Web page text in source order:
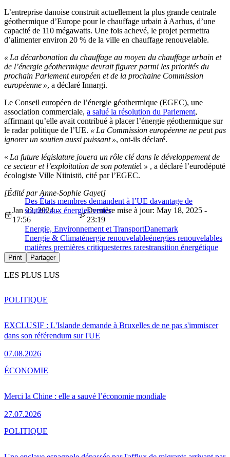
L’entreprise danoise construit actuellement la plus grande centrale
géothermique d’Europe pour le chauffage urbain à Aarhus, d’une
capacité de 110 mégawatts. Une fois achevé, le projet permettra
d’alimenter environ 20 % de la ville en chauffage renouvelable.
« La décarbonation du chauffage au moyen du chauffage urbain et
de l’énergie géothermique devrait figurer parmi les priorités du
prochain Parlement européen et de la prochaine Commission
européenne », a déclaré Innargi.
Le Conseil européen de l’énergie géothermique (EGEC), une
association commerciale, a salué la résolution du Parlement,
affirmant qu’elle avait contribué à placer l’énergie géothermique sur
le radar politique de l’UE. « La Commission européenne ne peut pas
ignorer un soutien aussi puissant », ont-ils déclaré.
« La future législature jouera un rôle clé dans le développement de
ce secteur et l’exploitation de son potentiel » , a déclaré l’eurodéputé
écologiste Ville Niinistö, cité par l’EGEC.
Des États membres demandent à l’UE davantage de
soutien aux énergies vertes
[Édité par Anne-Sophie Gayet]
Jan 22, 2024 -
17:56
Dernière mise à jour: May 18, 2025 -
23:19
Energie, Environnement et TransportDanemark
Energie & Climaténergie renouvelableénergies renouvelables
matières premières critiquesterres rarestransition énergétique
Print Partager
LES PLUS LUS
EXCLUSIF : L'Islande demande à Bruxelles de ne pas s'immiscer
dans son référendum sur l'UE
07.08.2026
POLITIQUE
Merci la Chine : elle a sauvé l’économie mondiale
27.07.2026
ÉCONOMIE
POLITIQUE